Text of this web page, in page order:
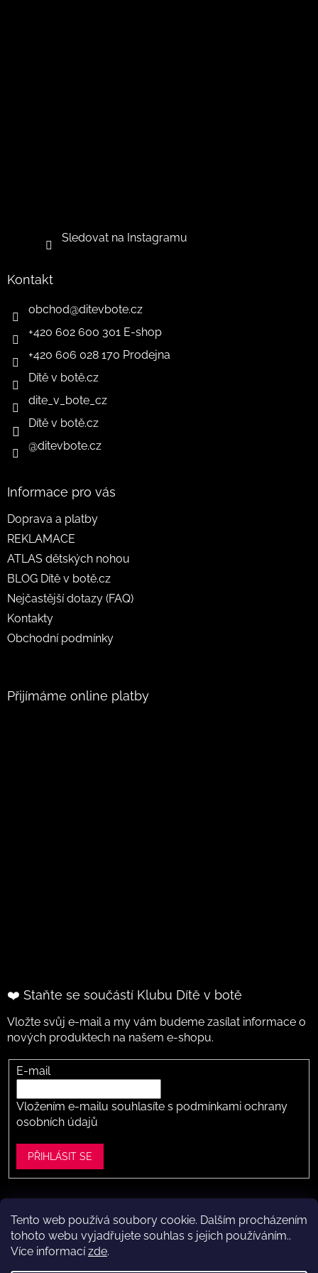
Tento web používá soubory cookie. Dalším procházením
tohoto webu vyjadřujete souhlas s jejich používáním..
Více informacízde.
Sledovat na Instagramu
Kontakt
obchod@ditevbote.cz
+420 602 600 301 E-shop
+420 606 028 170 Prodejna
Dítě v botě.cz
dite_v_bote_cz
Dítě v botě.cz
@ditevbote.cz
Informace pro vás
Doprava a platby
REKLAMACE
ATLAS dětských nohou
BLOG Dítě v botě.cz
Nejčastější dotazy (FAQ)
Kontakty
Obchodní podmínky
Přijímáme online platby
❤️ Staňte se součástí Klubu Dítě v botě
Vložte svůj e-mail a my vám budeme zasílat informace o
nových produktech na našem e-shopu.
E-mail
Vložením e-mailu souhlasíte s podmínkami ochrany
osobních údajů
PŘIHLÁSIT SE
Vytvořil Shoptet